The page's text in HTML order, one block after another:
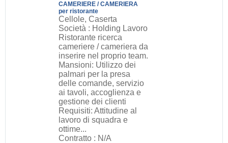
CAMERIERE / CAMERIERA
per ristorante
Cellole, Caserta
Società : Holding Lavoro
Ristorante ricerca
cameriere / cameriera da
inserire nel proprio team.
Mansioni: Utilizzo dei
palmari per la presa
delle comande, servizio
ai tavoli, accoglienza e
gestione dei clienti
Requisiti: Attitudine al
lavoro di squadra e
ottime...
Contratto : N/A